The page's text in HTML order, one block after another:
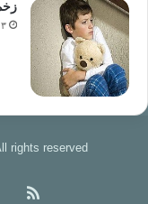
rights reserved